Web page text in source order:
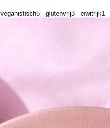
veganistisch5 glutenvrij3 eiwitrijk1